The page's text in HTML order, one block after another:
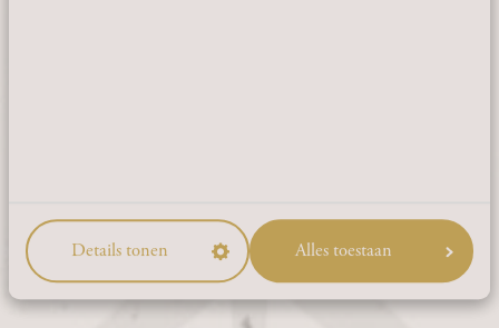
Details tonen Alles toestaan
NEE